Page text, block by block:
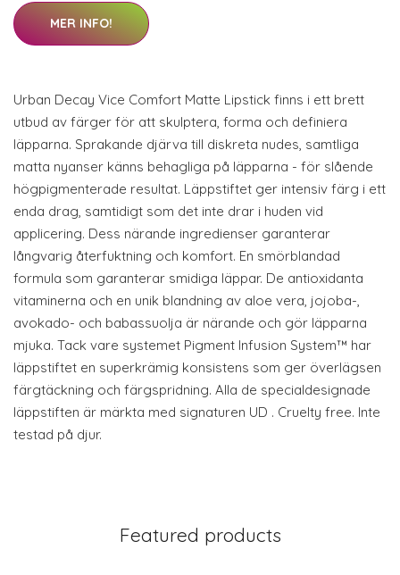
MER INFO!
Urban Decay Vice Comfort Matte Lipstick finns i ett brett
utbud av färger för att skulptera, forma och definiera
läpparna. Sprakande djärva till diskreta nudes, samtliga
matta nyanser känns behagliga på läpparna - för slående
högpigmenterade resultat. Läppstiftet ger intensiv färg i ett
enda drag, samtidigt som det inte drar i huden vid
applicering. Dess närande ingredienser garanterar
långvarig återfuktning och komfort. En smörblandad
formula som garanterar smidiga läppar. De antioxidanta
vitaminerna och en unik blandning av aloe vera, jojoba-,
avokado- och babassuolja är närande och gör läpparna
mjuka. Tack vare systemet Pigment Infusion System™ har
läppstiftet en superkrämig konsistens som ger överlägsen
färgtäckning och färgspridning. Alla de specialdesignade
läppstiften är märkta med signaturen UD . Cruelty free. Inte
testad på djur.
Featured products